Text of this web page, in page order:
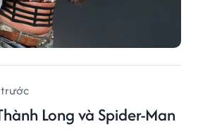
Long và Spider-Man